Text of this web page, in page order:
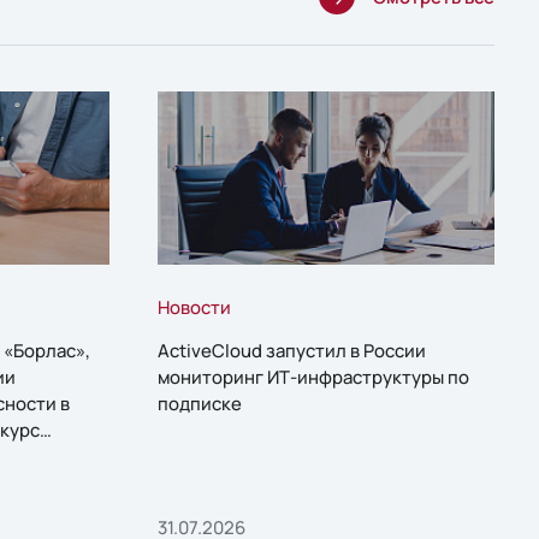
в
Новости
ActiveCloud запустил в России
мониторинг ИТ-инфраструктуры по
подписке
31.07.2026